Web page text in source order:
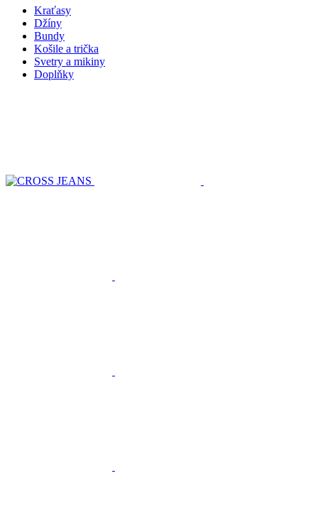
Kraťasy
Džíny
Bundy
Košile a trička
Svetry a mikiny
Doplňky